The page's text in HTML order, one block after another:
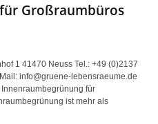
Großraumbüros
1 41470 Neuss Tel.: +49 (0)2137
info@gruene-lebensraeume.de
für
ist mehr als